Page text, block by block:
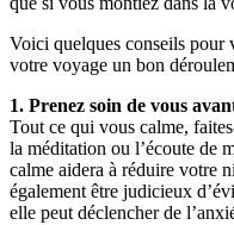
Voici quelques conseils pour
votre voyage un bon
1. Prenez soin de vous
Tout ce qui vous calme,
la méditation ou l’écoute de
calme aidera à réduire votre
également être judicieux
elle peut déclencher de